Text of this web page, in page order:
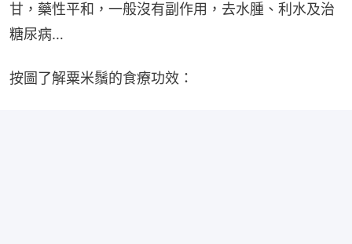
甘，藥性平和，一般沒有副作用，去水腫、利水及治
糖尿病…
按圖了解粟米鬚的食療功效：